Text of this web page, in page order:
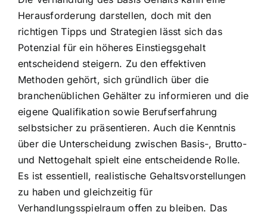
Herausforderung darstellen, doch mit den
richtigen Tipps und Strategien lässt sich das
Potenzial für ein höheres Einstiegsgehalt
entscheidend steigern. Zu den effektiven
Methoden gehört, sich gründlich über die
branchenüblichen Gehälter zu informieren und die
eigene Qualifikation sowie Berufserfahrung
selbstsicher zu präsentieren. Auch die Kenntnis
über die Unterscheidung zwischen Basis-, Brutto-
und Nettogehalt spielt eine entscheidende Rolle.
Es ist essentiell, realistische Gehaltsvorstellungen
zu haben und gleichzeitig für
Verhandlungsspielraum offen zu bleiben. Das